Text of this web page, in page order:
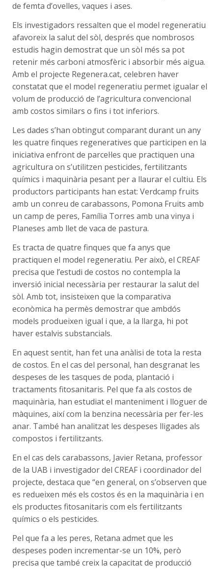
de femta d’ovelles, vaques i ases.
Els investigadors ressalten que el model regeneratiu
afavoreix la salut del sòl, després que nombrosos
estudis hagin demostrat que un sòl més sa pot
retenir més carboni atmosfèric i absorbir més aigua.
Amb el projecte Regenera.cat, celebren haver
constatat que el model regeneratiu permet igualar el
volum de producció de l’agricultura convencional
amb costos similars o fins i tot inferiors.
Les dades s’han obtingut comparant durant un any
les quatre finques regeneratives que participen en la
iniciativa enfront de parcel·les que practiquen una
agricultura on s’utilitzen pesticides, fertilitzants
químics i maquinària pesant per a llaurar el cultiu. Els
productors participants han estat: Verdcamp fruits
amb un conreu de carabassons, Pomona Fruits amb
un camp de peres, Família Torres amb una vinya i
Planeses amb llet de vaca de pastura.
Es tracta de quatre finques que fa anys que
practiquen el model regeneratiu. Per això, el CREAF
precisa que l’estudi de costos no contempla la
inversió inicial necessària per restaurar la salut del
sòl. Amb tot, insisteixen que la comparativa
econòmica ha permès demostrar que ambdós
models produeixen igual i que, a la llarga, hi pot
haver estalvis substancials.
En aquest sentit, han fet una anàlisi de tota la resta
de costos. En el cas del personal, han desgranat les
despeses de les tasques de poda, plantació i
tractaments fitosanitaris. Pel que fa als costos de
maquinària, han estudiat el manteniment i lloguer de
màquines, així com la benzina necessària per fer-les
anar. També han analitzat les despeses lligades als
compostos i fertilitzants.
En el cas dels carabassons, Javier Retana, professor
de la UAB i investigador del CREAF i coordinador del
projecte, destaca que “en general, on s’observen que
es redueixen més els costos és en la maquinària i en
els productes fitosanitaris com els fertilitzants
químics o els pesticides.
Pel que fa a les peres, Retana admet que les
despeses poden incrementar-se un 10%, però
precisa que també creix la capacitat de producció